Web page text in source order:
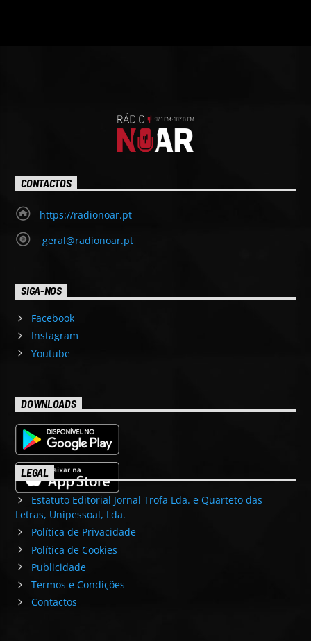
CONTACTOS
https://radionoar.pt
geral@radionoar.pt
SIGA-NOS
Facebook
Instagram
Youtube
DOWNLOADS
LEGAL
Estatuto Editorial Jornal Trofa Lda. e Quarteto das
Letras, Unipessoal, Lda.
Política de Privacidade
Política de Cookies
Publicidade
Termos e Condições
Contactos